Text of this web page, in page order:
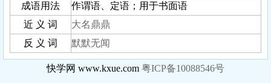
成语用法
作谓语、定语；用于书面语
近 义 词
大名鼎鼎
反 义 词
默默无闻
快学网 www.kxue.com 粤ICP备10088546号